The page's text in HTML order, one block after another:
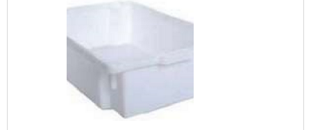
de madeira não suportarem o uso contínuo,
deu-se ínicio as embalagens metálicas estas
feitas de chapa de aço fundido, posta em um
molde onde são soldados as pontas para se
formarem o tambor. Suas ta.